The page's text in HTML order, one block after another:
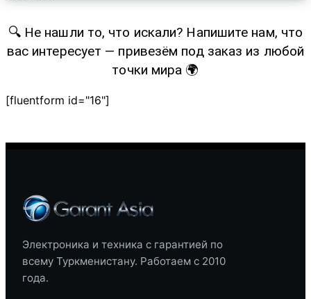
🔍 Не нашли то, что искали? Напишите нам, что
вас интересует — привезём под заказ из любой
точки мира 🌍
[fluentform id="16"]
Электроника и техника с гарантией по
всему Туркменистану. Работаем с 2010
года.